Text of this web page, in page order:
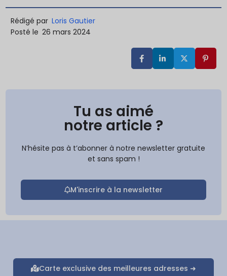
Rédigé par Loris Gautier
Posté le 26 mars 2024
Tu as aimé
notre article ?
N’hésite pas à t’abonner à notre newsletter gratuite
et sans spam !
M'inscrire à la newsletter
Carte exclusive des meilleures adresses ➜